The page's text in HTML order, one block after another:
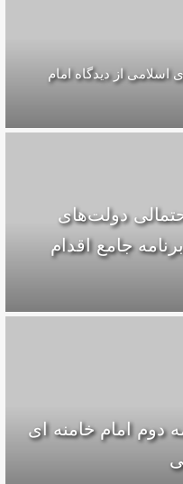
از دیدگاه امام
دولت‌های
جامع اقدام
امام خامنه ای